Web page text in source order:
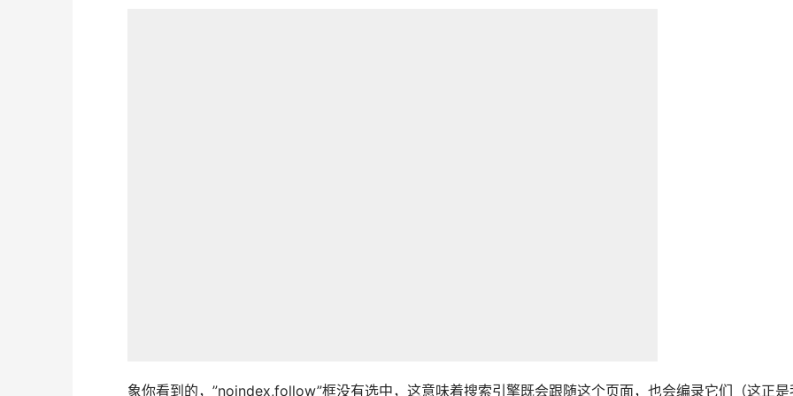
象你看到的，”noindex,follow”框没有选中，这意味着搜索引擎既会跟随这个页面，也会编录它们（这正是